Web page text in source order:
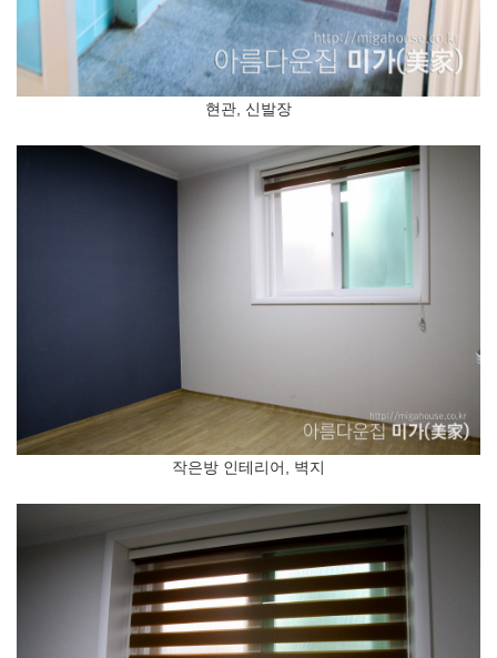
현관, 신발장
작은방 인테리어, 벽지